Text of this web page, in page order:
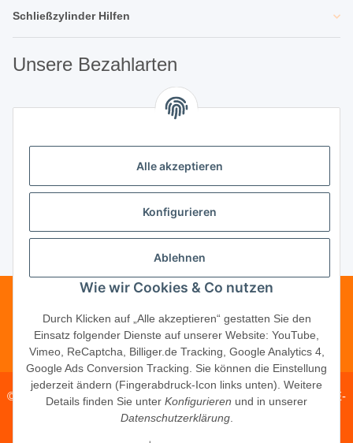
Schließzylinder Hilfen
Unsere Bezahlarten
Unsere Partner
Unternehmen
Vertrag widerrufen
Telefonische Beratung?·+49 (0) 5246
83817-16
© 2026 · PM Service GmbH
· Kapellenweg 40 · D-33415 Verl · E-
shop@schliesszylinder-shop.com·www.schliesszylinder-
Alle akzeptieren
Konfigurieren
Ablehnen
Wie wir Cookies & Co nutzen
Durch Klicken auf „Alle akzeptieren“ gestatten Sie den
Einsatz folgender Dienste auf unserer Website: YouTube,
Vimeo, ReCaptcha, Billiger.de Tracking, Google Analytics 4,
Google Ads Conversion Tracking. Sie können die Einstellung
jederzeit ändern (Fingerabdruck-Icon links unten). Weitere
Details finden Sie unter Konfigurieren und in unserer
Datenschutzerklärung.